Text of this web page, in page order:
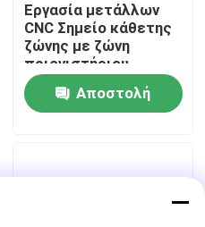
Εργασία μετάλλων
CNC Σημείο κάθετης
ζώνης με ζώνη
πριονιστήριου
Ταχύτητα
200/2000m/min
Χωρίς βήματα
Αποστολή